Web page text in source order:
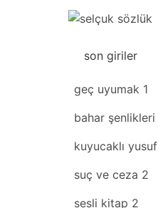
son giriler
son giriler
geç uyumak 1
bahar şenlikleri
kuyucaklı yusuf
suç ve ceza 2
sesli kitap 2